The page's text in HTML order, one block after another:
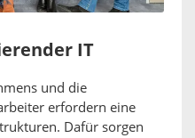
IT
und die
erfordern eine
Dafür sorgen